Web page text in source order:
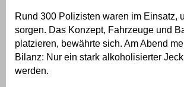
Rund 300 Polizisten waren im Einsatz,
sorgen. Das Konzept, Fahrzeuge und
platzieren, bewährte sich. Am Abend
Bilanz: Nur ein stark alkoholisierter
werden.